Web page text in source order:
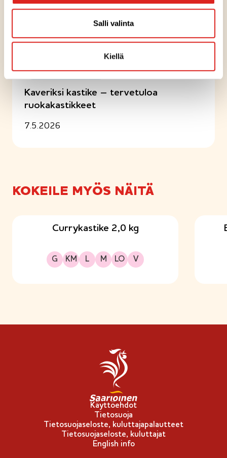
Salli valinta
Kiellä
Myyntierä/Täysi laatikko
AMMATTILAISET
Kaveriksi kastike – tervetuloa
ruokakastikkeet
7.5.2026
KOKEILE MYÖS NÄITÄ
Currykastike 2,0 kg
G
Gluteeniton KM
Kananmunaton L
Laktoositon M
Maitoproteiiniton LO
Sopii lakto-ovo ruokavalioon V
Sopii vegaaniseen ruokavalioon
Käyttöehdot
Tietosuoja
Tietosuojaseloste, kuluttajapalautteet
Tietosuojaseloste, kuluttajat
English info